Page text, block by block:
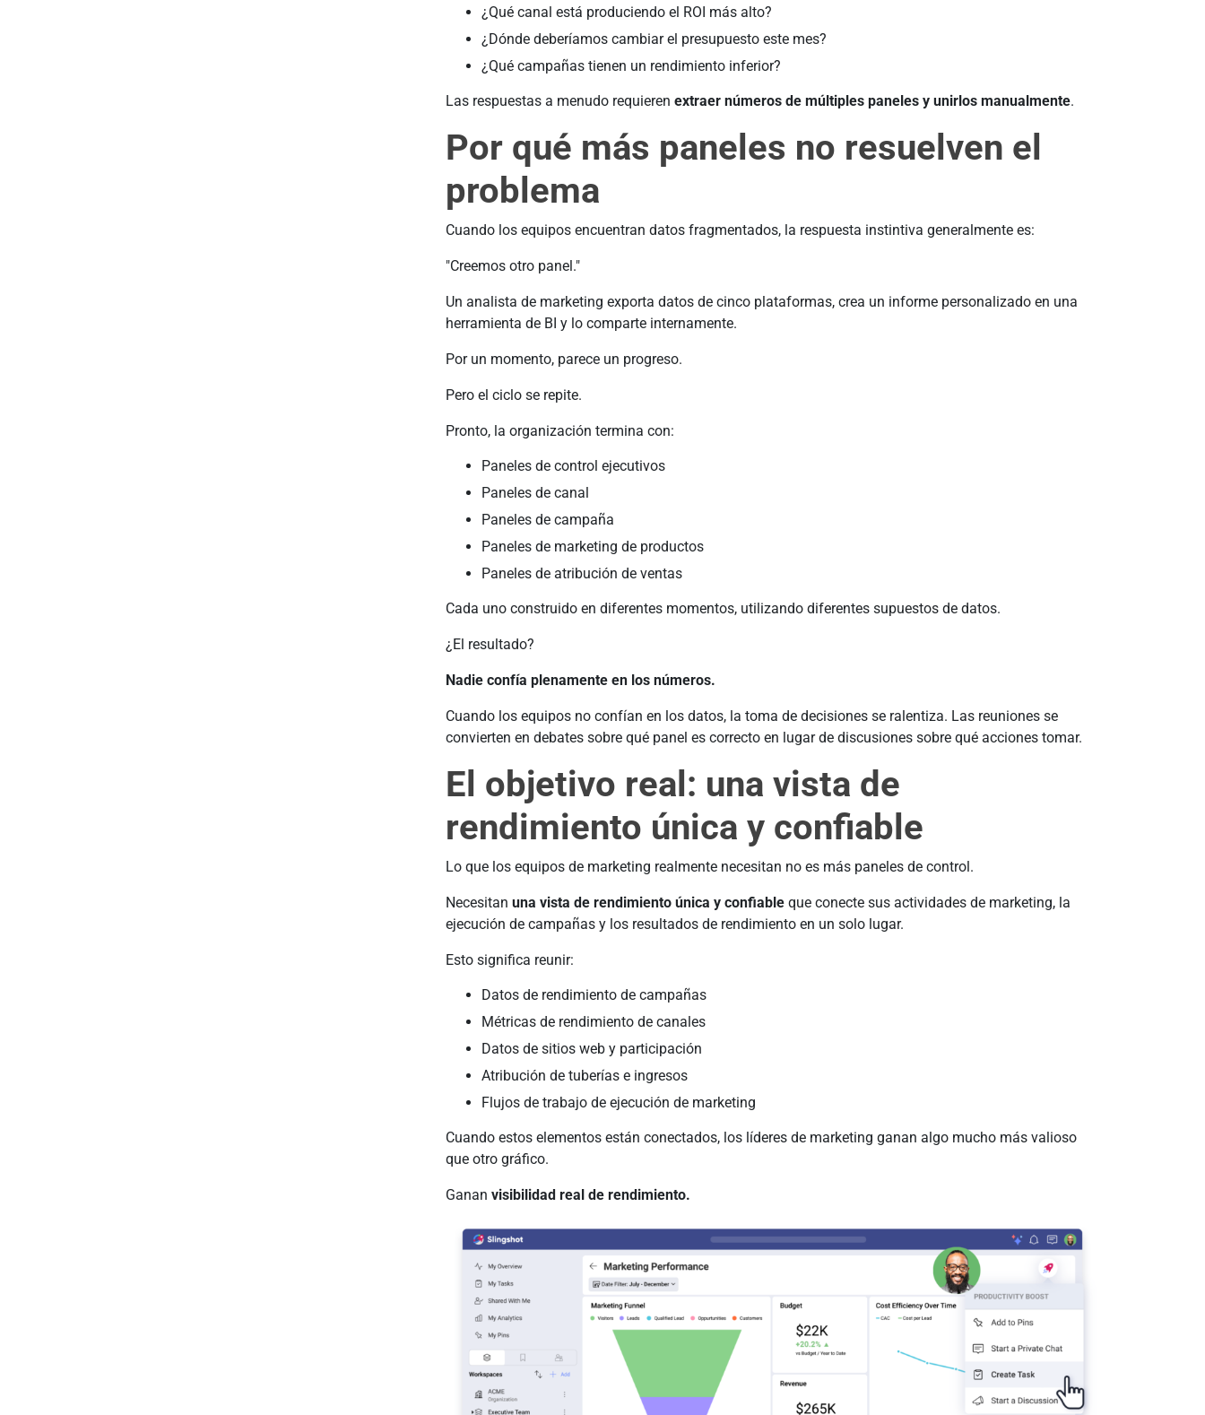
¿Qué canal está produciendo el ROI más alto?
¿Dónde deberíamos cambiar el presupuesto este mes?
¿Qué campañas tienen un rendimiento inferior?
Las respuestas a menudo requierenextraer números de múltiples paneles y unirlos manualmente.
Por qué más paneles no resuelven el
problema
Cuando los equipos encuentran datos fragmentados, la respuesta instintiva generalmente es:
"Creemos otro panel."
Un analista de marketing exporta datos de cinco plataformas, crea un informe personalizado en una
herramienta de BI y lo comparte internamente.
Por un momento, parece un progreso.
Pero el ciclo se repite.
Pronto, la organización termina con:
Paneles de control ejecutivos
Paneles de canal
Paneles de campaña
Paneles de marketing de productos
Paneles de atribución de ventas
Cada uno construido en diferentes momentos, utilizando diferentes supuestos de datos.
¿El resultado?
Nadie confía plenamente en los números.
Cuando los equipos no confían en los datos, la toma de decisiones se ralentiza. Las reuniones se
convierten en debates sobre qué panel es correcto en lugar de discusiones sobre qué acciones tomar.
El objetivo real: una vista de
rendimiento única y confiable
Lo que los equipos de marketing realmente necesitan no es más paneles de control.
Necesitanuna vista de rendimiento única y confiable que conecte sus actividades de marketing, la
ejecución de campañas y los resultados de rendimiento en un solo lugar.
Esto significa reunir:
Datos de rendimiento de campañas
Métricas de rendimiento de canales
Datos de sitios web y participación
Atribución de tuberías e ingresos
Flujos de trabajo de ejecución de marketing
Cuando estos elementos están conectados, los líderes de marketing ganan algo mucho más valioso
que otro gráfico.
Gananvisibilidad real de rendimiento.